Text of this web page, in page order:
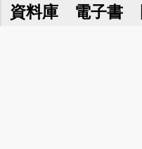
資料庫 電子書